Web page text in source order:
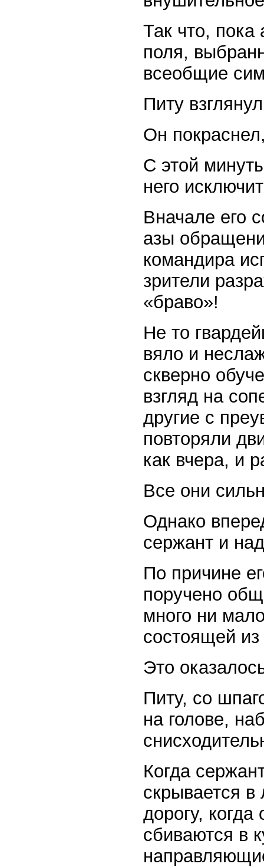
Так что, пока
поля,
всеобщие
Питу
Он
С этой
него
Вначале его
азы
командира
зрители
«браво»!
Не то
вяло и
скверно
взгляд на
другие с
повторяли
как вчера, и
Все они
Однако
сержант и
По причине
поручено
много ни
состоящей
Это
Питу, со
на голове,
Когда
скрывается в
дорогу,
сбиваются в